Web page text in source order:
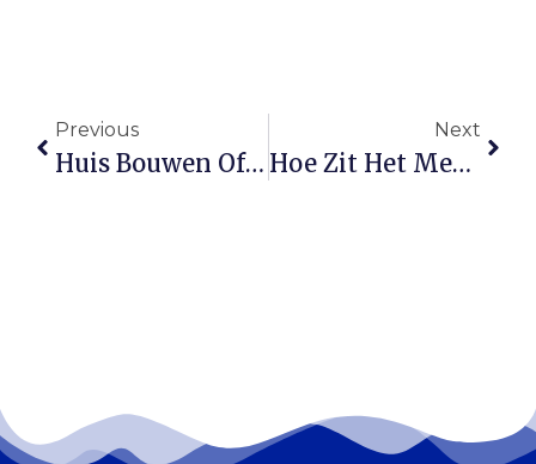
Previous
Huis Bouwen Of Verbouwen? Dit Moet Je Weten Over Een Bouwdepot
Next
Hoe Zit Het Met Jouw Pensioen? Ontdek Jouw Pijler Voor De Toekomst